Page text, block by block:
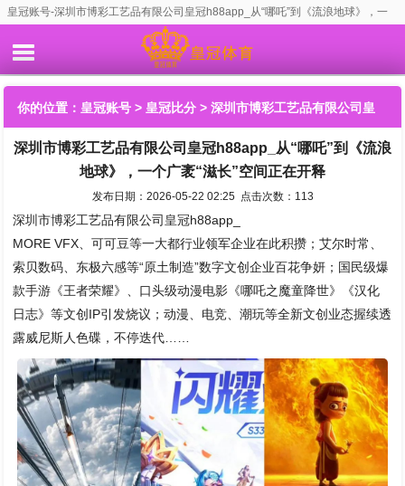
皇冠账号-深圳市博彩工艺品有限公司皇冠h88app_从“哪吒”到《流浪地球》，一
你的位置： 皇冠账号 > 皇冠比分 > 深圳市博彩工艺品有限公司皇
冠h88app_从“哪吒”到《流浪地球》，一个广袤“滋长”空间正在开
深圳市博彩工艺品有限公司皇冠h88app_从“哪吒”到《流浪
地球》，一个广袤“滋长”空间正在开释
发布日期：2026-05-22 02:25 点击次数：113
深圳市博彩工艺品有限公司皇冠h88app_
MORE VFX、可可豆等一大都行业领军企业在此积攒；艾尔时常、
索贝数码、东极六感等“原土制造”数字文创企业百花争妍；国民级爆
款手游《王者荣耀》、口头级动漫电影《哪吒之魔童降世》《汉化
日志》等文创IP引发烧议；动漫、电竞、潮玩等全新文创业态握续透
露威尼斯人色碟，不停迭代……